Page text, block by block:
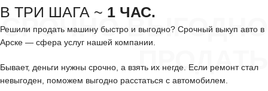
СРОЧНО ВЫГОДНО
ПРОДАТЬ
В ТРИ ШАГА ~ 1 ЧАС.
Решили продать машину быстро и выгодно? Срочный выкуп авто в
Арске — сфера услуг нашей компании.
Бывает, деньги нужны срочно, а взять их негде. Если ремонт стал
невыгоден, поможем выгодно расстаться с автомобилем.